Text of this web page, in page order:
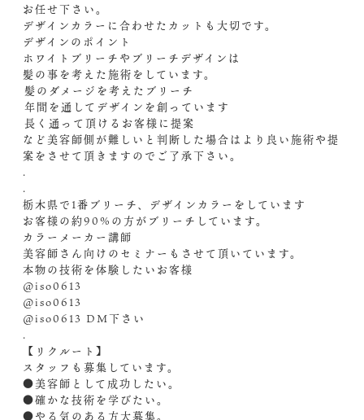
お任せ下さい。
デザインカラーに合わせたカットも大切です。
デザインのポイント
ホワイトブリーチやブリーチデザインは
髪の事を考えた施術をしています。
️髪のダメージを考えたブリーチ
️年間を通してデザインを創っています
️長く通って頂けるお客様に提案
など美容師側が難しいと判断した場合はより良い施術や提
案をさせて頂きますのでご了承下さい。
.
.
栃木県で1番ブリーチ、デザインカラーをしています
お客様の約90%の方がブリーチしています。
カラーメーカー講師
美容師さん向けのセミナーもさせて頂いています。
本物の技術を体験したいお客様
@iso0613
@iso0613
@iso0613 ︎DM️下さい
.
【リクルート】
スタッフも募集しています。
●美容師として成功したい。
●確かな技術を学びたい。
●やる気のある方大募集。